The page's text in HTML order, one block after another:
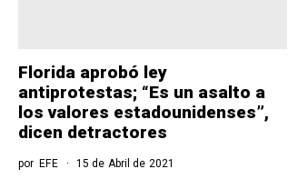
Florida aprobó ley
antiprotestas; “Es un asalto a
los valores estadounidenses”,
dicen detractores
por EFE 15 de Abril de 2021